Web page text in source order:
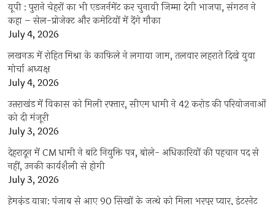
यूपी : पुराने चेहरों का भी एडजर्नमेंट कर चुनावी जिम्मा देगी भाजपा, संगठन ने
कहा – सेल-प्रोजेक्ट और कमेटियों में देंगे मौका
July 4, 2026
लखनऊ में रोहित मिश्रा के काफिले ने लगाया जाम, तलवार लहराते दिखे युवा
मोर्चा अध्यक्ष
July 4, 2026
उत्तराखंड में विकास को मिली रफ्तार, सीएम धामी ने 42 करोड़ की परियोजनाओं
को दी मंजूरी
July 3, 2026
देहरादून में CM धामी ने बांटे नियुक्ति पत्र, बोले- अधिकारियों की पहचान पद से
नहीं, उनकी कार्यशैली से होगी
July 3, 2026
हेमकुंड यात्रा: पंजाब से आए 90 सिखों के जत्थे को मिला भरपूर प्यार, इंटरनेट